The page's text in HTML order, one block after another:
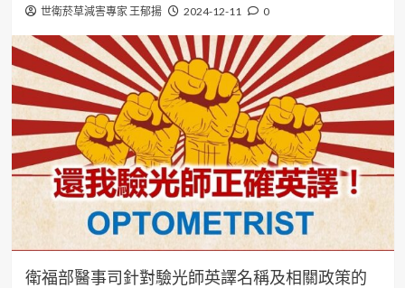
世衛菸草減害專家 王郁揚 2024-12-11 0
衛福部醫事司針對驗光師英譯名稱及相關政策的